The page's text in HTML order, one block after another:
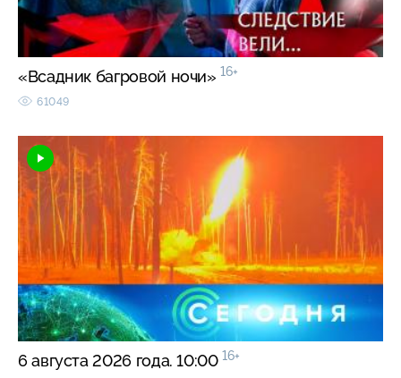
«Всадник багровой ночи» 16+
61049
6 августа 2026 года. 10:00 16+